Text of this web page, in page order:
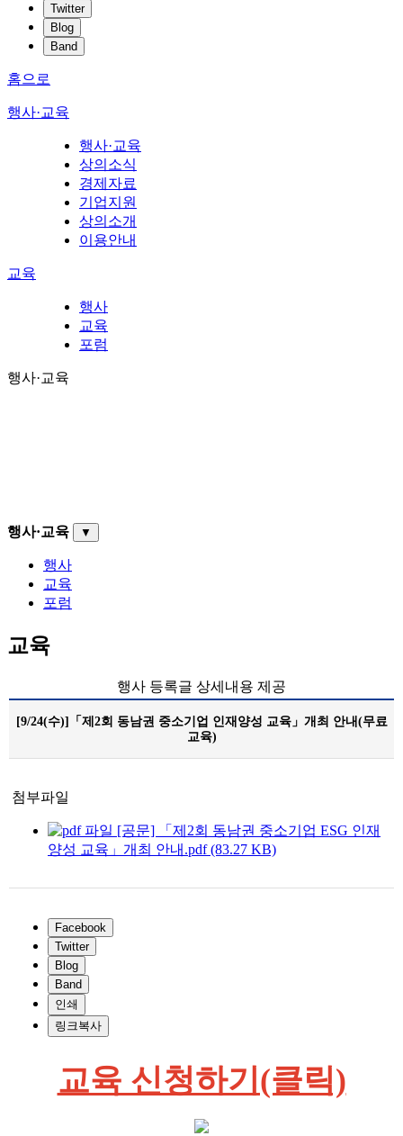
Twitter
Blog
Band
홈으로
행사·교육
행사·교육
상의소식
경제자료
기업지원
상의소개
이용안내
교육
행사
교육
포럼
행사·교육
행사·교육 ▼
행사
교육
포럼
교육
행사 등록글 상세내용 제공
[9/24(수)]「제2회 동남권 중소기업 인재양성 교육」개최 안내(무료
교육)
첨부파일
[공문] 「제2회 동남권 중소기업 ESG 인재
양성 교육」개최 안내.pdf (83.27 KB)
Facebook
Twitter
Blog
Band
인쇄
링크복사
교육 신청하기(클릭)